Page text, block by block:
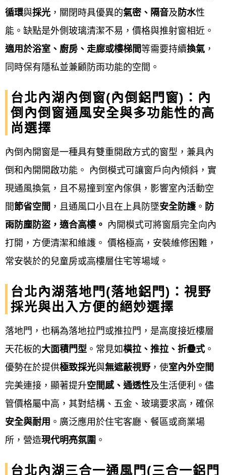
現場安裝施工 ：
拆除舊窗 ：: 若有舊窗，需先進行拆
除。
新框安裝：: 將新窗框依序固定於牆
面，並確保水平與垂直，例如使用
膨脹螺栓或固定片。
安裝窗扇與玻璃 ：: 小心地將內框窗
扇和玻璃安裝到位，並進行調整。
完工驗收與收款：
功能測試 ：: 檢查窗扇開關是否順
暢、玻璃是否完整、氣密性是否良
好、以及防水性是否符合要求。
現場清潔：: 清潔施工現場，恢復環
境整潔。
收款。
循環與採光 ，關閉時具優異的氣密、隔音及 防水性
能。缺點是外側玻璃清潔不易，價格與推射窗相近。
適用於浴室、廚房、走廊或樓梯間等需要持續換氣 ，
同時保有隱私並兼顧防雨功能的空間。
台北內湖內倒窗(內倒鋁門窗)：內
倒內倒窗通風安全與多功能性的高
尚選擇
內倒內開窗是一種具有雙重開啟方式的窗型，兼具內
倒和內開開啟功能。 內倒模式可讓窗戶向內傾斜，實
現通風換氣，且不易撞到室內傢俱，影響室內活動空
間節省空間 ，且通風口小且在上具防墜安全防護 。 防
雨防塵防盜，適合高樓。 內開模式可將窗扇完全向內
打開，方便清潔和維護。 價格極高，安裝維修困難，
常安裝於的兒童房或高樓層住宅等場域。
台北內湖落地門(落地鋁門)：視野
採光與出入方便的絕妙選擇
落地門，也稱為落地拉門或推拉門，是高度接近樓層
天花板的大面積門型 。常見如橫拉、推拉、折疊式。
優勢在於提供極致採光與無遮蔽視野，使室內外空間
完美連接，顯著提升空間感、通透性及生活便利。儘
管價格屬中高，其對結構、五金、玻璃要求高，確保
安全與耐用 。廣泛應用於住宅客廳、餐區或商業場
所，營造現代明亮氛圍 。
台北內湖三合一通風門(三合一鋁門